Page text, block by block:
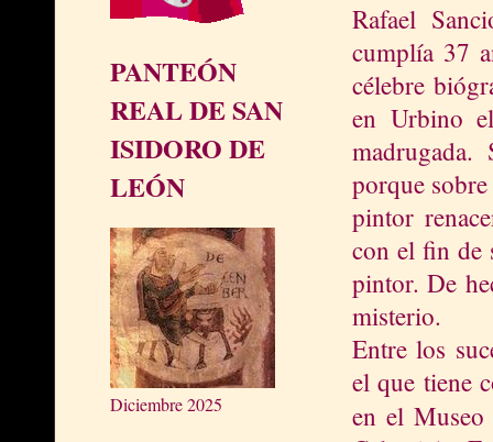
PANTEÓN
REAL DE SAN
ISIDORO DE
LEÓN
Diciembre 2025
Rafael
cumplía 37
célebre
en Urbino
porque
pintor
con el fin de
pintor. De
misterio.
Entre los
el que tiene
en el